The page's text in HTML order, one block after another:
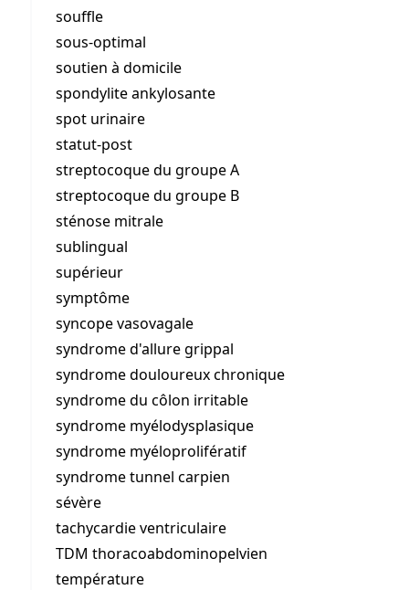
souffle
sous-optimal
soutien à domicile
spondylite ankylosante
spot urinaire
statut-post
streptocoque du groupe A
streptocoque du groupe B
sténose mitrale
sublingual
supérieur
symptôme
syncope vasovagale
syndrome d'allure grippal
syndrome douloureux chronique
syndrome du côlon irritable
syndrome myélodysplasique
syndrome myéloprolifératif
syndrome tunnel carpien
sévère
tachycardie ventriculaire
TDM thoracoabdominopelvien
température